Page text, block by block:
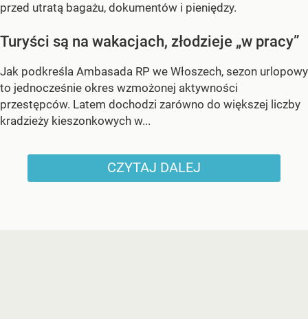
przed utratą bagażu, dokumentów i pieniędzy.
Turyści są na wakacjach, złodzieje „w pracy”
Jak podkreśla Ambasada RP we Włoszech, sezon urlopowy
to jednocześnie okres wzmożonej aktywności
przestępców. Latem dochodzi zarówno do większej liczby
kradzieży kieszonkowych w...
CZYTAJ DALEJ